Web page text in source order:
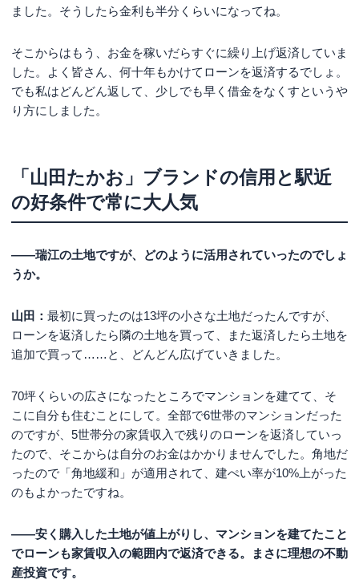
ました。そうしたら金利も半分くらいになってね。
そこからはもう、お金を稼いだらすぐに繰り上げ返済していま
した。よく皆さん、何十年もかけてローンを返済するでしょ。
でも私はどんどん返して、少しでも早く借金をなくすというや
り方にしました。
「山田たかお」ブランドの信用と駅近
の好条件で常に大人気
――瑞江の土地ですが、どのように活用されていったのでしょ
うか。
山田： 最初に買ったのは13坪の小さな土地だったんですが、
ローンを返済したら隣の土地を買って、また返済したら土地を
追加で買って……と、どんどん広げていきました。
70坪くらいの広さになったところでマンションを建てて、そ
こに自分も住むことにして。全部で6世帯のマンションだった
のですが、5世帯分の家賃収入で残りのローンを返済していっ
たので、そこからは自分のお金はかかりませんでした。角地だ
ったので「角地緩和」が適用されて、建ぺい率が10%上がった
のもよかったですね。
――安く購入した土地が値上がりし、マンションを建てたこと
でローンも家賃収入の範囲内で返済できる。まさに理想の不動
産投資です。